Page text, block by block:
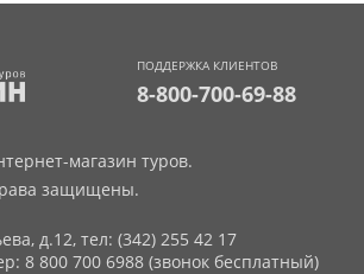
ПОДДЕРЖКА КЛИЕНТОВ
8-800-700-69-88
магазин туров.
защищены.
д.12, тел: (342) 255 42 17
8 800 700 6988 (звонок бесплатный)